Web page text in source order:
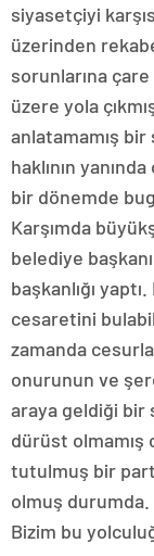
siyasetçiyi
üzerinden
sorunlarına
üzere yola
anlatamamış bir
haklının
bir dönemde
Karşımda
belediye
başkanlığı
cesaretini
zamanda
onurunun ve
araya geldiği bir
dürüst
tutulmuş bir
olmuş
Bizim bu